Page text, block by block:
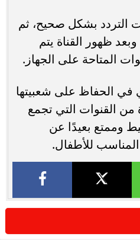
التردد بشكل صحيح، ثم
ظهور القناة يتم
المتاحة على الجهاز.
في الحفاظ على شعبيتها
من القنوات التي تجمع
وممتع بعيدًا عن
المناسب للأطفال.